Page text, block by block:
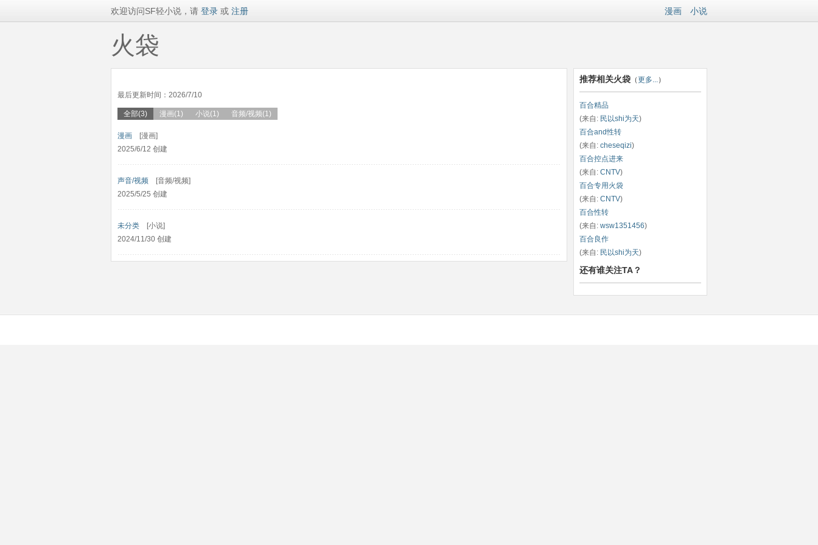
欢迎访问SF轻小说，请 登录 或 注册 漫画 小说
火袋
最后更新时间：2026/7/10
全部(3) 漫画(1) 小说(1) 音频/视频(1)
漫画 [漫画]
2025/6/12 创建
声音/视频 [音频/视频]
2025/5/25 创建
未分类 [小说]
2024/11/30 创建
推荐相关火袋 （更多...）
百合精品
(来自: 民以shi为天)
百合and性转
(来自: cheseqizi)
百合控点进来
(来自: CNTV)
百合专用火袋
(来自: CNTV)
百合性转
(来自: wsw1351456)
百合良作
(来自: 民以shi为天)
还有谁关注TA？